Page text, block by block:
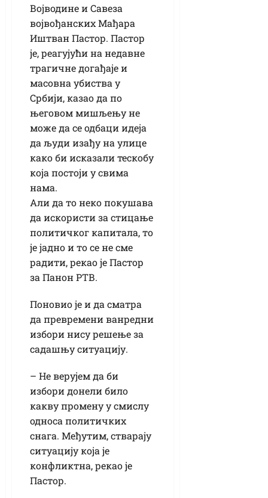
Војводине и Савеза
војвођанских Мађара
Иштван Пастор. Пастор
је, реагујући на недавне
трагичне догађаје и
масовна убиства у
Србији, казао да по
његовом мишљењу не
може да се одбаци идеја
да људи изађу на улице
како би исказали тескобу
која постоји у свима
нама.
Али да то неко покушава
да искористи за стицање
политичког капитала, то
је јадно и то се не сме
радити, рекао је Пастор
за Панон РТВ.
Поновио је и да сматра
да превремени ванредни
избори нису решење за
садашњу ситуацију.
– Не верујем да би
избори донели било
какву промену у смислу
односа политичких
снага. Међутим, стварају
ситуацију која је
конфликтна, рекао је
Пастор.